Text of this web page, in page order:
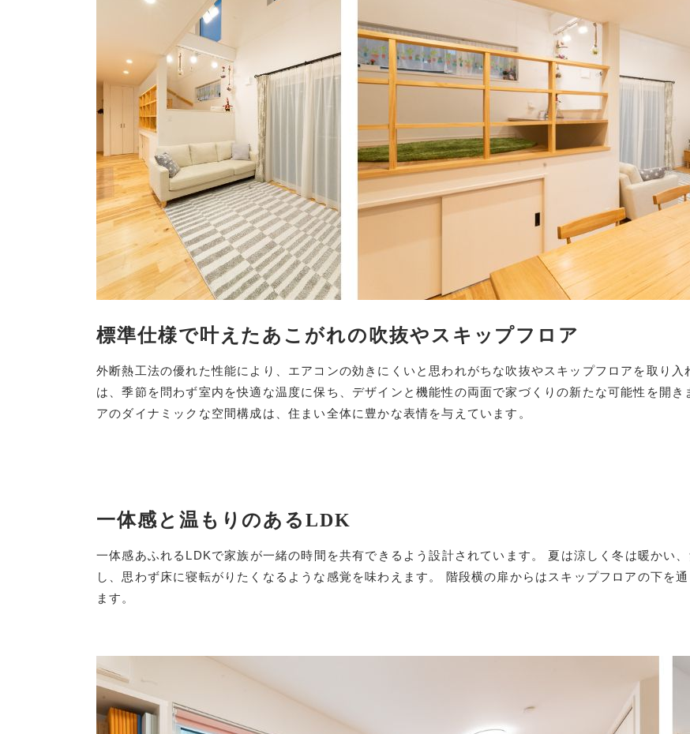
標準仕様で叶えたあこがれの吹抜やスキップフロア
外断熱工法の優れた性能により、エアコンの効きにくいと思われがちな吹抜やスキップフロアを取り
は、季節を問わず室内を快適な温度に保ち、デザインと機能性の両面で家づくりの新たな可能性を開
アのダイナミックな空間構成は、住まい全体に豊かな表情を与えています。
一体感と温もりのあるLDK
一体感あふれるLDKで家族が一緒の時間を共有できるよう設計されています。 夏は涼しく冬は暖かい
し、思わず床に寝転がりたくなるような感覚を味わえます。 階段横の扉からはスキップフロアの下を
ます。